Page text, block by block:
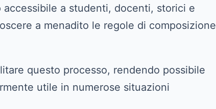
a studenti, docenti, storici e
a menadito le regole di composizione
questo processo, rendendo possibile
utile in numerose situazioni